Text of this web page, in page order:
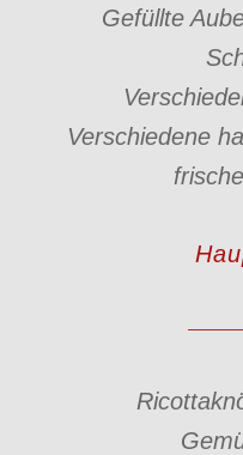
Gefüllte
Verschiedene